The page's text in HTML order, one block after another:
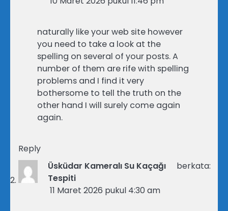
naturally like your web site however
you need to take a look at the
spelling on several of your posts. A
number of them are rife with spelling
problems and I find it very
bothersome to tell the truth on the
other hand I will surely come again
again.
Reply
Üsküdar Kameralı Su Kaçağı
Tespiti
berkata:
11 Maret 2026 pukul 4:30 am